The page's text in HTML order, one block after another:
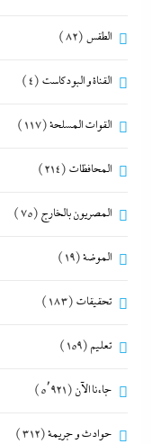
الطقس (82)
القناة و البودكاست (4)
القوات المسلحة(117)
المحافظات (214)
المصريون بالخارج (75)
الموضة(19)
تحقيقات (183)
تعليم (159)
جاءنا الآن (5٬921)
حوادث و جريمة(312)